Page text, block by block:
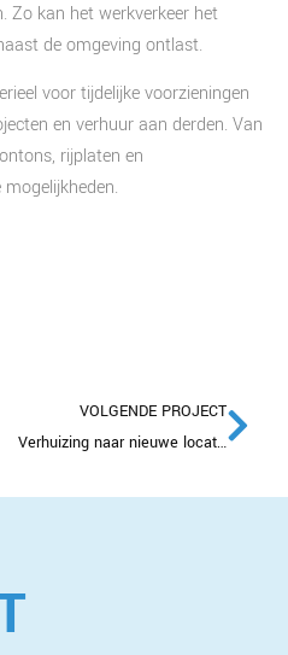
Zo kan het werkverkeer het
de omgeving ontlast.
voor tijdelijke voorzieningen
en verhuur aan derden. Van
rijplaten en
VOLGENDE PROJECT
Verhuizing naar nieuwe locatie in Zwanenburg